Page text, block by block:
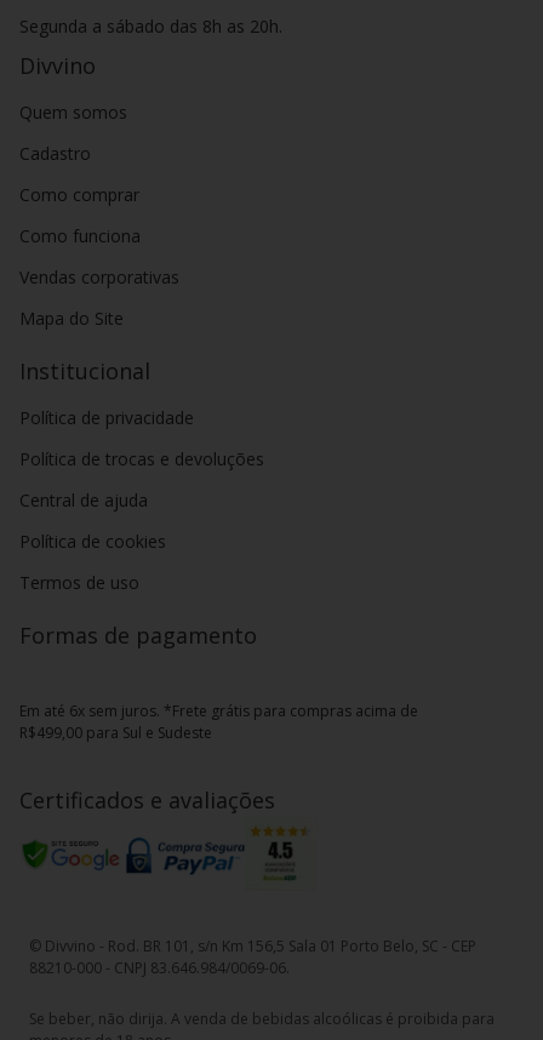
Segunda a sábado das 8h as 20h.
Divvino
Quem somos
Cadastro
Como comprar
Como funciona
Vendas corporativas
Mapa do Site
Institucional
Política de privacidade
Política de trocas e devoluções
Central de ajuda
Política de cookies
Termos de uso
Formas de pagamento
Em até 6x sem juros. *Frete grátis para compras acima de
R$499,00 para Sul e Sudeste
Certificados e avaliações
© Divvino - Rod. BR 101, s/n Km 156,5 Sala 01 Porto Belo, SC - CEP
88210-000 - CNPJ 83.646.984/0069-06.
Se beber, não dirija. A venda de bebidas alcoólicas é proibida para